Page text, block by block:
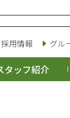
採用情報 グル
タッフ紹介